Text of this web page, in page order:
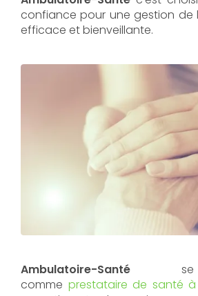
confiance pour une gestion de
efficace et bienveillante.
Ambulatoire-Santé se
comme prestataire de santé